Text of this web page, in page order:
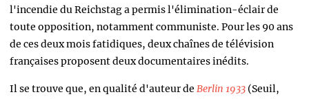
l'incendie du Reichstag a permis l'élimination-éclair de
toute opposition, notamment communiste. Pour les 90 ans
de ces deux mois fatidiques, deuxchaînes de télévision
françaises proposent deux documentaires inédits.
Il se trouve que, en qualité d'auteur de Berlin 1933 (Seuil,